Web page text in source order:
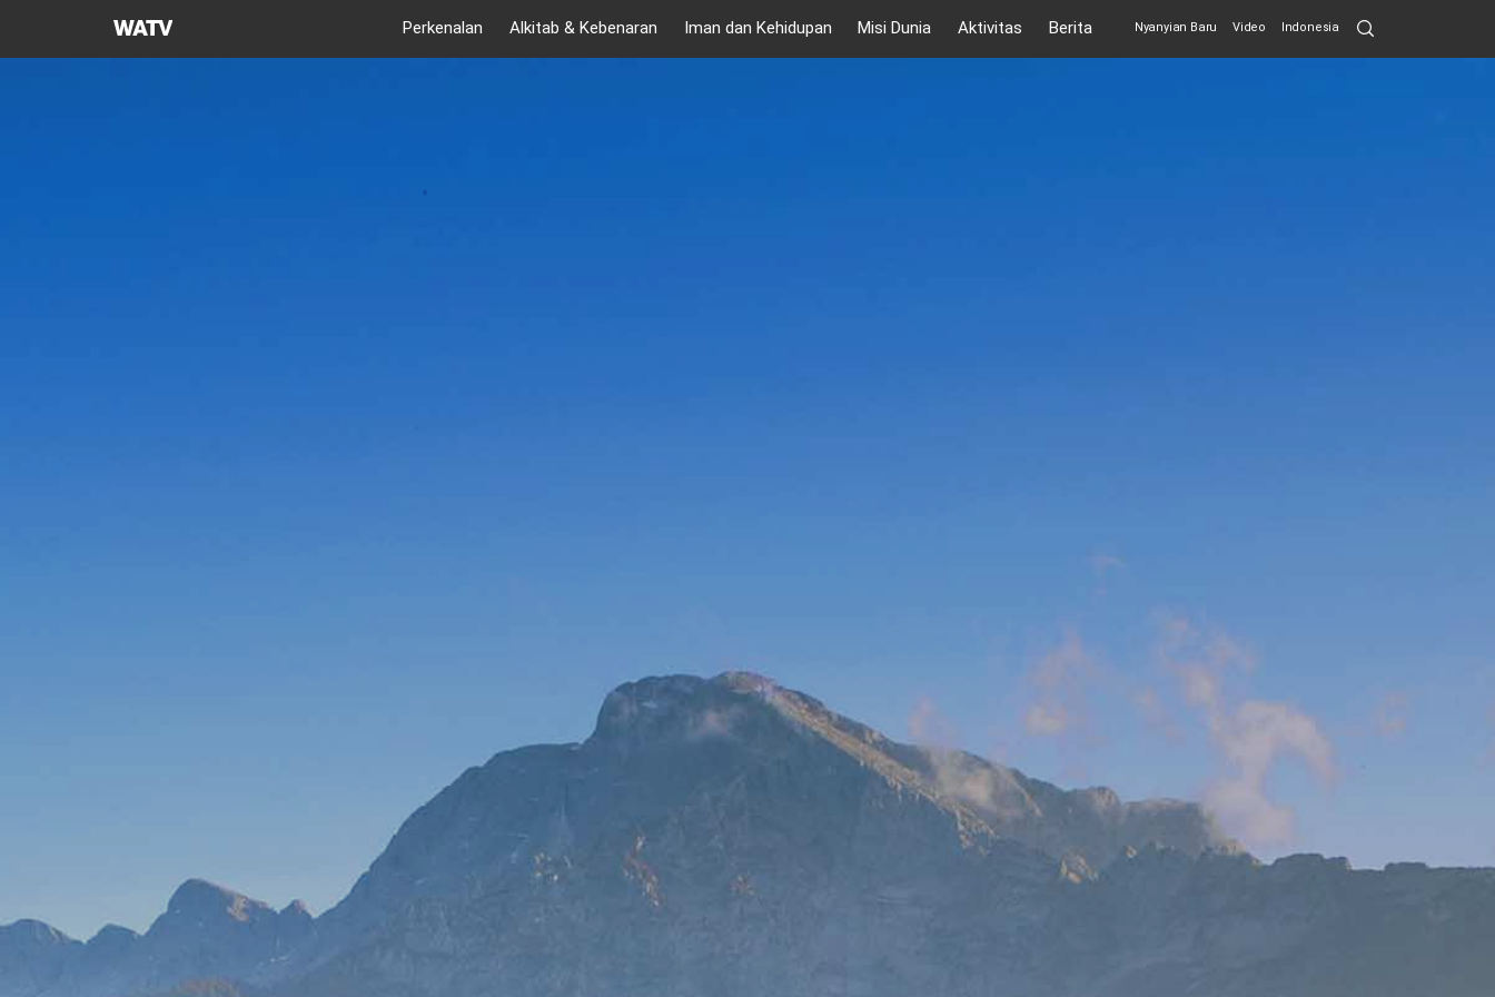
Gereja
Perkenalan Alkitab & Kebenaran Iman dan Kehidupan Misi Dunia Aktivitas Berita Nyanyian Baru Video Indonesia Search
Submit